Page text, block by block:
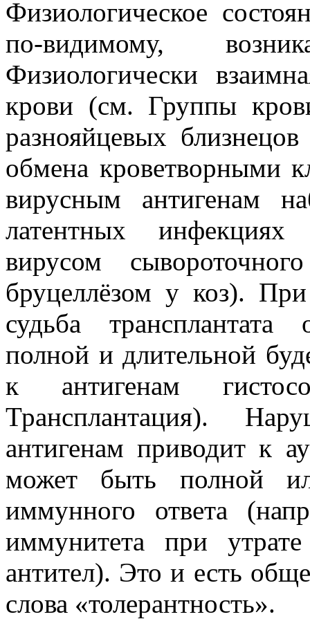
Физиологическое
по-видимому,
Физиологически
крови (см. Группы
разнояйцевых
обмена кроветворными
вирусным антигенам
латентных
вирусом
бруцеллёзом у коз).
судьба трансплантата
полной и длительной
к антигенам
Трансплантация).
антигенам приводит к
может быть полной
иммунного ответа
иммунитета при
антител). Это и есть
слова «толерантность».